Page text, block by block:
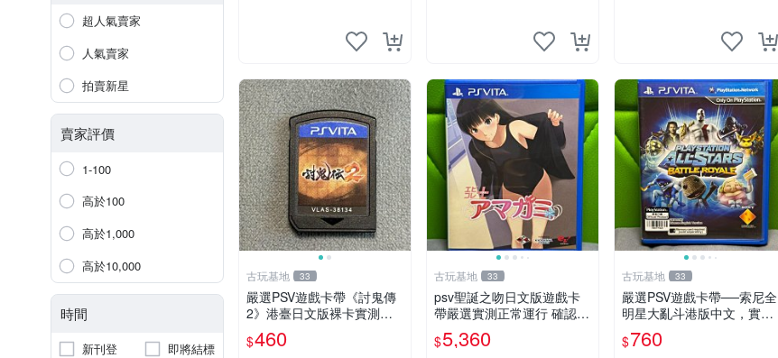
超人氣賣家
人氣賣家
拍賣新星
賣家評價
1-100
高於100
高於1,000
高於10,000
時間
新刊登 即將結標
古玩基地 33
嚴選PSV遊戲卡帶《討鬼傳
2》港臺日文版裸卡實測正
常全新套裝，只限PSV機玩
討鬼傳2 PSV 港臺 日文 裸
$460
古玩基地 33
psv聖誕之吻日文版遊戲卡
帶嚴選實測正常運行 確認成
色拍下即發 聖誕之吻 日文 p
sv 游戲
$5,360
古玩基地 33
嚴選PSV遊戲卡帶──索尼全
明星大亂斗港版中文，實測
性能佳，成色如圖，確保收
到同款。拍前請查收詳情，
$760